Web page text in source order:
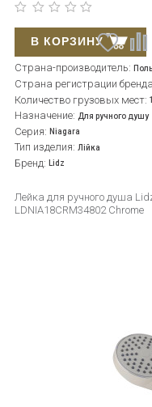
Страна-производитель:
Страна регистрации
Количество грузовых мест: 1
Назначение: Для ручного душу
Серия: Niagara
Тип изделия: Лійка
Бренд: Lidz
Лейка для ручного душа
LDNIA18CRM34802 Chrome
В КОРЗИНУ